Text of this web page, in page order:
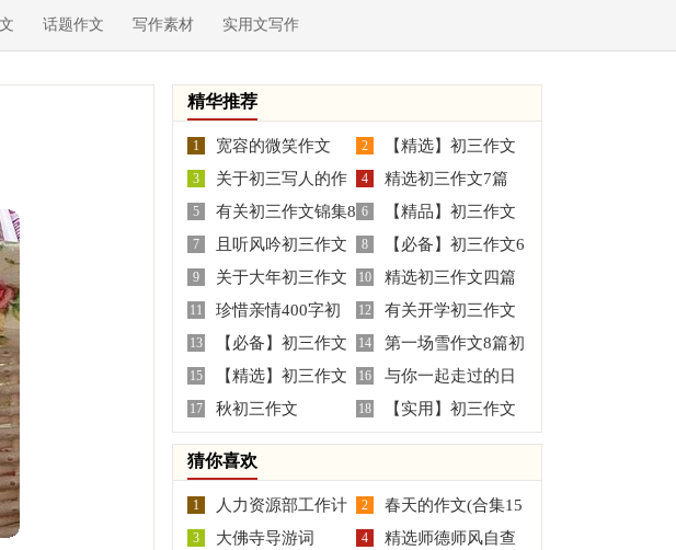
话题作文 写作素材 实用文写作
精华推荐
1 宽容的微笑作文 2
【精选】初三作文
300字8篇
3
关于初三写人的作
文300字锦集5篇
4 精选初三作文7篇
5
有关初三作文锦集8
篇
6
【精品】初三作文
300字10篇
7 且听风吟初三作文 8
【必备】初三作文6
篇
9
关于大年初三作文
六篇
10 精选初三作文四篇
11
珍惜亲情400字初
三作文
12
有关开学初三作文
300字六篇
13
【必备】初三作文
汇总7篇
14
第一场雪作文8篇初
三
15
【精选】初三作文
集锦7篇
16
与你一起走过的日
子初三作文
17 秋初三作文 18
【实用】初三作文
三篇
猜你喜欢
1
人力资源部工作计
划
2
春天的作文(合集15
篇)
3 大佛寺导游词 4
精选师德师风自查